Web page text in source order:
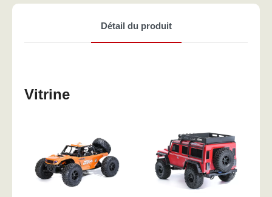
Détail du produit
Vitrine